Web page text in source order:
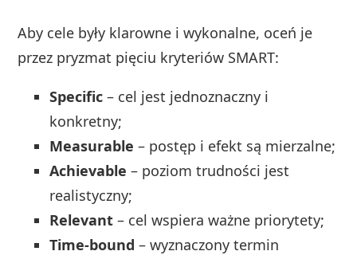
Aby cele były klarowne i wykonalne, oceń je
przez pryzmat pięciu kryteriów SMART:
Specific – cel jest jednoznaczny i
konkretny;
Measurable – postęp i efekt są mierzalne;
Achievable – poziom trudności jest
realistyczny;
Relevant – cel wspiera ważne priorytety;
Time-bound – wyznaczony termin